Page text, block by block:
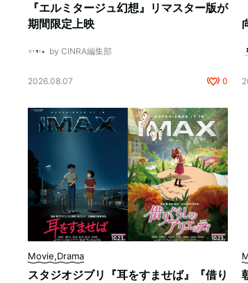
『エルミタージュ幻想』リマスター版が
期間限定上映
by CINRA編集部
2026.08.07 0
Movie,Drama
スタジオジブリ『耳をすませば』『借り